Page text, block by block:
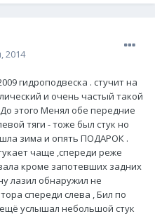
2014
гидроподвеска . стучит на
и очень частый такой
этого Менял обе передние
тяги - тоже был стук но
зима и опять ПОДАРОК .
чаще ,спереди реже
кроме запотевших задних
лазил обнаружил не
спереди слева , Бил по
услышал небольшой стук